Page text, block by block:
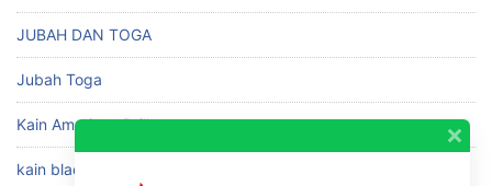
JUBAH DAN TOGA
Jubah Toga
Kain American Drill
kain blacu